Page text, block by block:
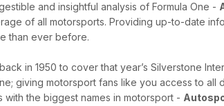
and insightful analysis of Formula One -
of all motorsports. Providing up-to-date
than ever before.
in 1950 to cover that year’s Silverstone
giving motorsport fans like you access to
with the biggest names in motorsport -